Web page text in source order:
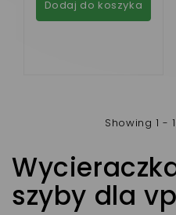
Dodaj do koszyka
Showing 1 -
szyby dla vp